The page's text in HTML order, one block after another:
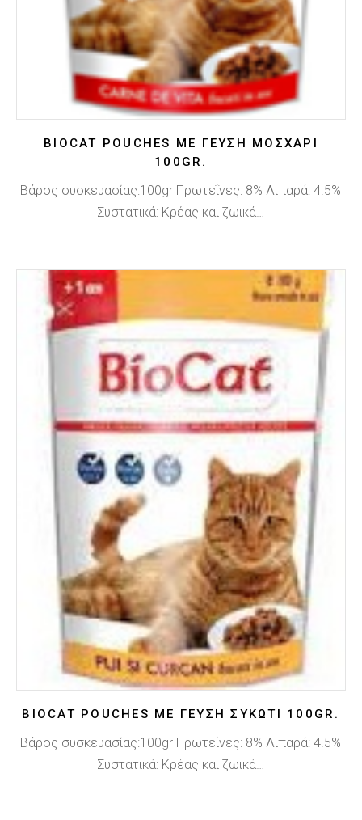
BIOCAT POUCHES ΜΕ ΓΕΥΣΗ ΜΟΣΧΑΡΙ
100GR.
Βάρος συσκευασίας:100gr Πρωτεΐνες: 8% Λιπαρά: 4.5%
Συστατικά: Κρέας και ζωικά…
BIOCAT POUCHES ΜΕ ΓΕΥΣΗ ΣΥΚΩΤΙ 100GR.
Βάρος συσκευασίας:100gr Πρωτεΐνες: 8% Λιπαρά: 4.5%
Συστατικά: Κρέας και ζωικά…